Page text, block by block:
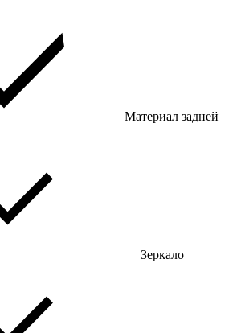
Материал задней
Зеркало